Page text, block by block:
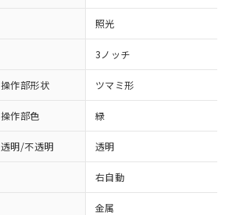
照光
3ノッチ
操作部形状 ツマミ形
操作部色 緑
透明/不透明 透明
右自動
金属